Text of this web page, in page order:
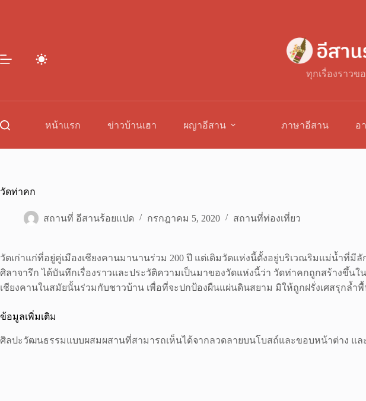
ทุกเรื่องราวข
หน้าแรก ข่าวบ้านเฮา ผญาอีสาน ภาษาอีสาน อ
วัดท่าคก
สถานที่ อีสานร้อยแปด กรกฎาคม 5, 2020 สถานที่ท่องเที่ยว
วัดเก่าแก่ที่อยู่คู่เมืองเชียงคานมานานร่วม 200 ปี แต่เดิมวัดแห่งนี้ตั้งอยู่บริเวณริมแม่น้ำที่
ศิลาจารึก ได้บันทึกเรื่องราวและประวัติความเป็นมาของวัดแห่งนี้ว่า วัดท่าคกถูกสร้างขึ้น
เชียงคานในสมัยนั้นร่วมกับชาวบ้าน เพื่อที่จะปกป้องผืนแผ่นดินสยาม มิให้ถูกฝรั่งเศสรุกล้
ข้อมูลเพิ่มเติม
ศิลปะวัฒนธรรมแบบผสมผสานที่สามารถเห็นได้จากลวดลายบนโบสถ์และขอบหน้าต่าง แ